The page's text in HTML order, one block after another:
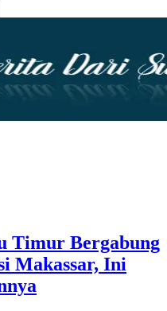
Timur Bergabung
Makassar, Ini